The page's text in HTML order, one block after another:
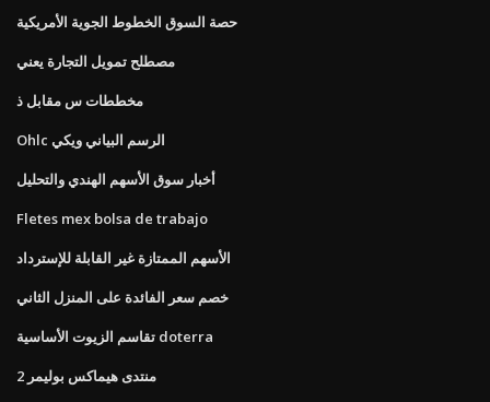
حصة السوق الخطوط الجوية الأمريكية
مصطلح تمويل التجارة يعني
مخططات س مقابل ذ
Ohlc الرسم البياني ويكي
أخبار سوق الأسهم الهندي والتحليل
Fletes mex bolsa de trabajo
الأسهم الممتازة غير القابلة للإسترداد
خصم سعر الفائدة على المنزل الثاني
تقاسم الزيوت الأساسية doterra
منتدى هيماكس بوليمر 2